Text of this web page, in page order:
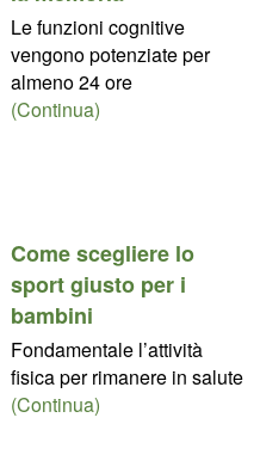
Le funzioni cognitive
vengono potenziate per
almeno 24 ore
(Continua)
Come scegliere lo
sport giusto per i
bambini
Fondamentale l’attività
fisica per rimanere in salute
(Continua)